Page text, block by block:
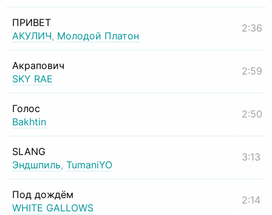
ПРИВЕТ
АКУЛИЧ, Молодой Платон
2:36
Акрапович
SKY RAE
2:59
Голос
Bakhtin
2:50
SLANG
Эндшпиль, TumaniYO
3:13
Под дождём
WHITE GALLOWS
2:14